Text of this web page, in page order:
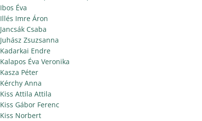
Ibos Éva
Illés Imre Áron
Jancsák Csaba
Juhász Zsuzsanna
Kadarkai Endre
Kalapos Éva Veronika
Kasza Péter
Kérchy Anna
Kiss Attila Attila
Kiss Gábor Ferenc
Kiss Norbert